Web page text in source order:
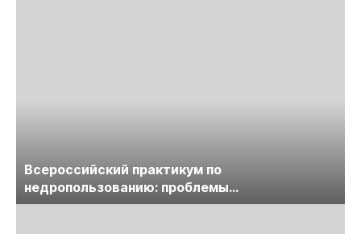
Всероссийский практикум по
недропользованию: проблемы
лицензирования, цифровизации, экспертизы